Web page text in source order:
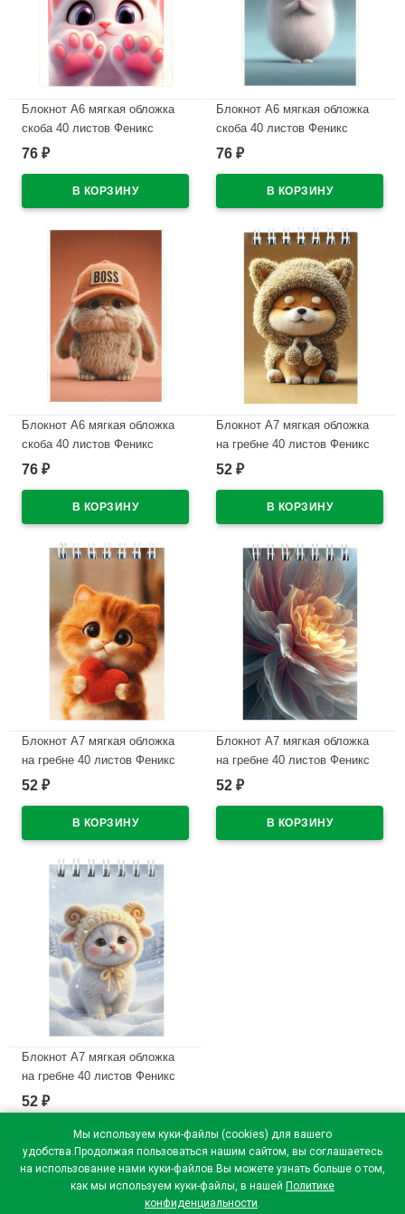
Мы используем куки-файлы (cookies) для вашего
удобства.Продолжая пользоваться нашим сайтом, вы соглашаетесь
на использование нами куки-файлов.Вы можете узнать больше о том,
как мы используем куки-файлы, в нашей Политике
конфиденциальности.
Блокнот А6 мягкая обложка
скоба 40 листов Феникс
Кошачьи лапки глянцевая
76 ₽
Блокнот А6 мягкая обложка
скоба 40 листов Феникс
Хитрый котик глянцевая
76 ₽
Блокнот А6 мягкая обложка
скоба 40 листов Феникс
Зайка-босс глянцевая
76 ₽
Блокнот А7 мягкая обложка
на гребне 40 листов Феникс
Собачка в шапочке УФ-лак
52 ₽
Блокнот А7 мягкая обложка
на гребне 40 листов Феникс
Котик с сердечком УФ-лак
52 ₽
Блокнот А7 мягкая обложка
на гребне 40 листов Феникс
Сияющий цветок УФ-лак
52 ₽
Блокнот А7 мягкая обложка
на гребне 40 листов Феникс
Котенок-барашек УФ-лак
арт.74609
В наличии
52 ₽